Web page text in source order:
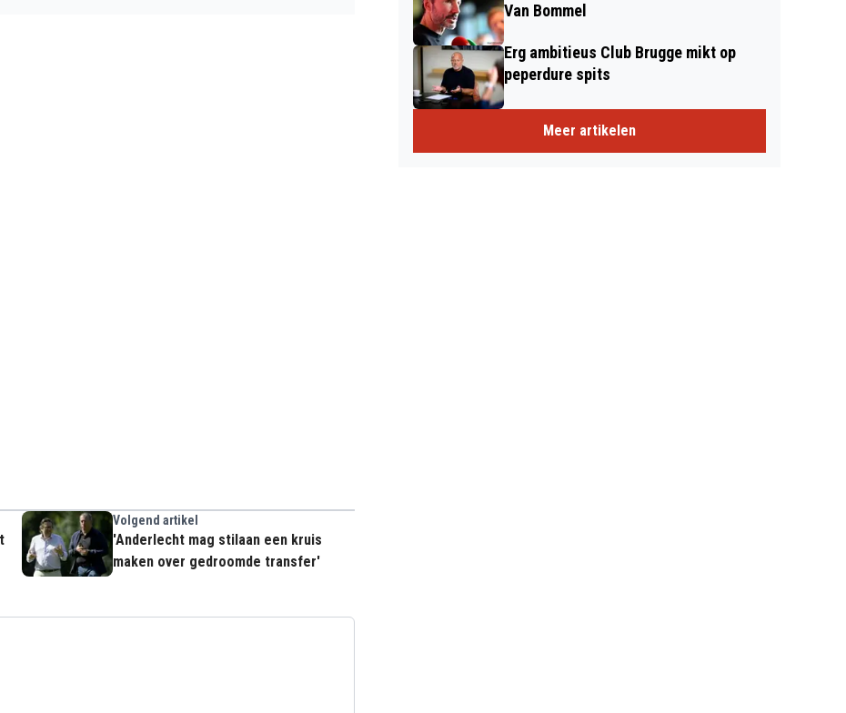
Volgend artikel
'Anderlecht mag stilaan een kruis
maken over gedroomde transfer'
Van Bommel
Erg ambitieus Club Brugge mikt op
peperdure spits
Meer artikelen